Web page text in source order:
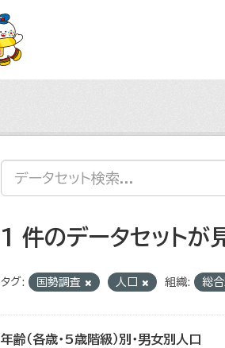
1 件のデータセットが
タグ: 国勢調査 人口 組織: 総
年齢（各歳・5歳階級）別・男女別人口